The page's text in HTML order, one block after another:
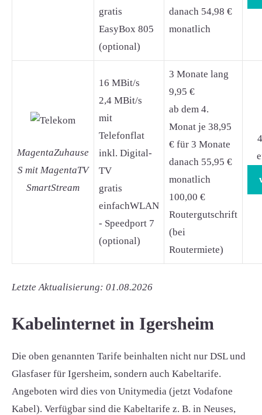
gratis
EasyBox 805
(optional)
danach 54,98 €
monatlich
MagentaZuhause
S mit MagentaTV
SmartStream
16 MBit/s
2,4 MBit/s
mit
Telefonflat
inkl. Digital-
TV
gratis
einfachWLAN
- Speedport 7
(optional)
3 Monate lang
9,95 €
ab dem 4.
Monat je 38,95
€ für 3 Monate
danach 55,95 €
monatlich
100,00 €
Routergutschrift
(bei
Routermiete)
Letzte Aktualisierung: 01.08.2026
Kabelinternet in Igersheim
Die oben genannten Tarife beinhalten nicht nur DSL und
Glasfaser für Igersheim, sondern auch Kabeltarife.
Angeboten wird dies von Unitymedia (jetzt Vodafone
Kabel). Verfügbar sind die Kabeltarife z. B. in Neuses,